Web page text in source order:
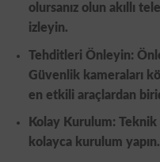
olursanız olun akıllı
izleyin.
Tehditleri Önleyin:
Güvenlik kameraları
en etkili araçlardan
Kolay Kurulum:
kolayca kurulum yapın.